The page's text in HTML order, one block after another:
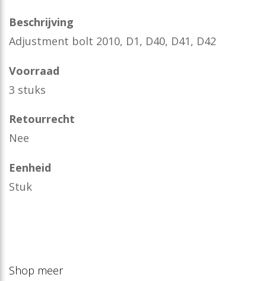
Beschrijving
Adjustment bolt 2010, D1, D40, D41, D42
Voorraad
3 stuks
Retourrecht
Nee
Eenheid
Stuk
Shop meer